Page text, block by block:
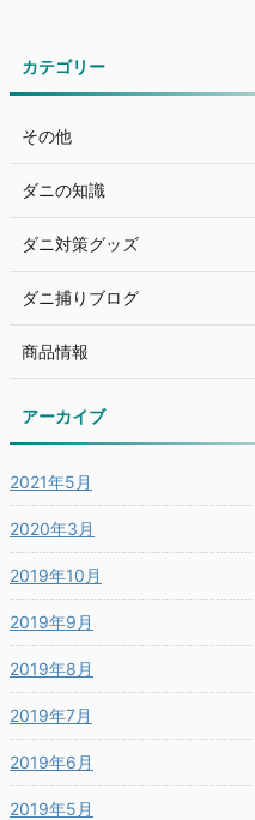
カテゴリー
その他
ダニの知識
ダニ対策グッズ
ダニ捕りブログ
商品情報
アーカイブ
2021年5月
2020年3月
2019年10月
2019年9月
2019年8月
2019年7月
2019年6月
2019年5月